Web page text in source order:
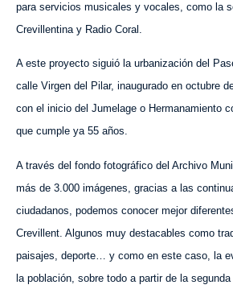
para servicios musicales y vocales, como la
Crevillentina y Radio Coral.
A este proyecto siguió la urbanización del
calle Virgen del Pilar, inaugurado en octubre
con el inicio del Jumelage o Hermanamiento
que cumple ya 55 años.
A través del fondo fotográfico del Archivo
más de 3.000 imágenes, gracias a las
ciudadanos, podemos conocer mejor
Crevillent. Algunos muy destacables como
paisajes, deporte… y como en este caso, la
la población, sobre todo a partir de la